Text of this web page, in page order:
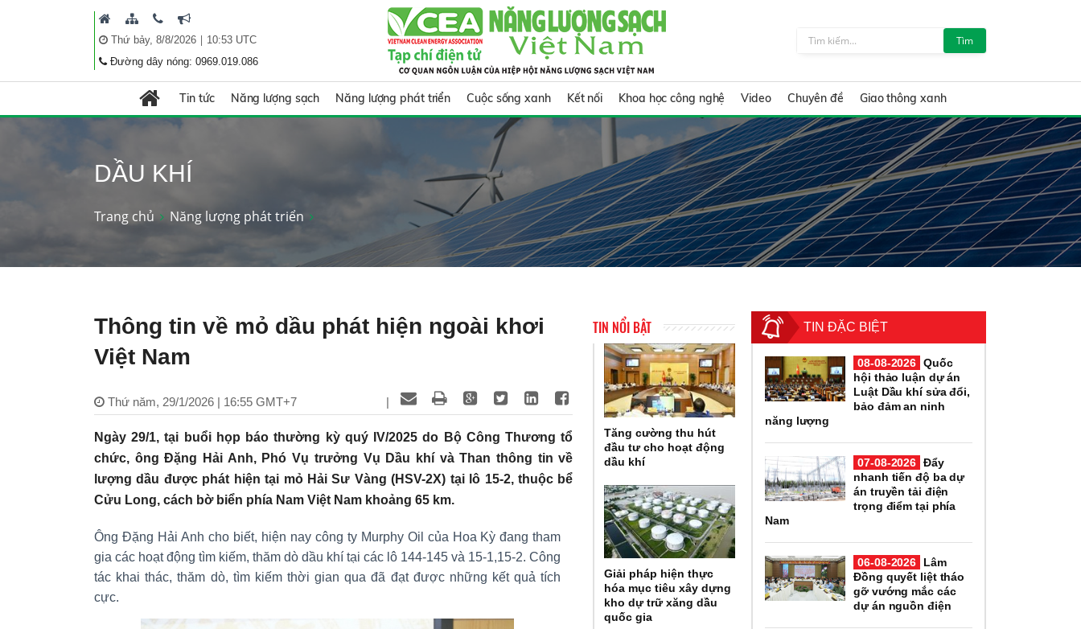
Thứ bảy, 8/8/2026| 10:53 UTC
Đường dây nóng: 0969.019.086
Tìm
Tin tức Năng lượng sạch Năng lượng phát triển Cuộc sống xanh Kết nối Khoa học công nghệ Video Chuyên đề Giao thông xanh
DẦU KHÍ
Trang chủ Năng lượng phát triển
Thông tin về mỏ dầu phát hiện ngoài khơi
Việt Nam
Thứ năm, 29/1/2026 | 16:55 GMT+7 |
Ngày 29/1, tại buổi họp báo thường kỳ quý IV/2025 do Bộ Công Thương tổ
chức, ông Đặng Hải Anh, Phó Vụ trưởng Vụ Dầu khí và Than thông tin về
lượng dầu được phát hiện tại mỏ Hải Sư Vàng (HSV-2X) tại lô 15-2, thuộc bể
Cửu Long, cách bờ biển phía Nam Việt Nam khoảng 65 km.
Ông Đặng Hải Anh cho biết, hiện nay công ty Murphy Oil của Hoa Kỳ đang tham
gia các hoạt động tìm kiếm, thăm dò dầu khí tại các lô 144-145 và 15-1,15-2. Công
tác khai thác, thăm dò, tìm kiếm thời gian qua đã đạt được những kết quả tích
cực.
TIN NỔI BẬT
Tăng cường thu hút
đầu tư cho hoạt động
dầu khí
Giải pháp hiện thực
hóa mục tiêu xây dựng
kho dự trữ xăng dầu
quốc gia
TIN ĐẶC BIỆT
08-08-2026 Quốc
hội thảo luận dự án
Luật Dầu khí sửa đổi,
bảo đảm an ninh
năng lượng
07-08-2026 Đẩy
nhanh tiến độ ba dự
án truyền tải điện
trọng điểm tại phía
Nam
06-08-2026
Lâm
Đồng quyết liệt tháo
gỡ vướng mắc các
dự án nguồn điện